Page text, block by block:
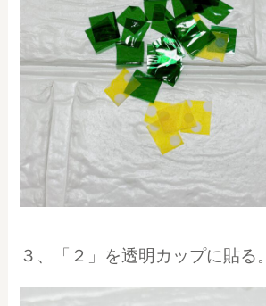
３、「２」を透明カップに貼る。